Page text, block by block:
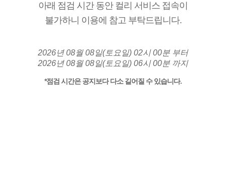
아래 점검 시간 동안 컬리 서비스 접속이
불가하니 이용에 참고 부탁드립니다.
2026년 08월 08일(토요일) 02시 00분 부터
2026년 08월 08일(토요일) 06시 00분 까지
*점검 시간은 공지보다 다소 길어질 수 있습니다.